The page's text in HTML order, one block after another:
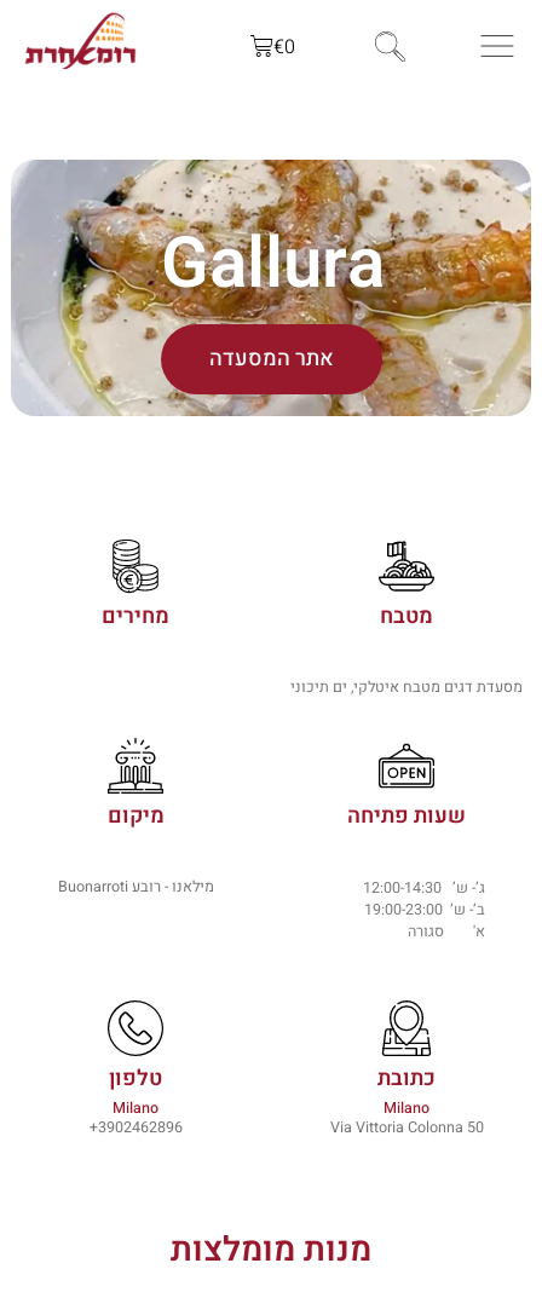
€0
Gallura
אתר המסעדה
מטבח מחירים
מסעדת דגים מטבח איטלקי, ים תיכוני
שעות פתיחה מיקום
ג’- ש’ 12:00-14:30
ב’- ש’ 19:00-23:00
א' סגורה
מילאנו - רובע Buonarroti
כתובת
Milano
Via Vittoria Colonna 50
טלפון
Milano
3902462896+
מנות מומלצות